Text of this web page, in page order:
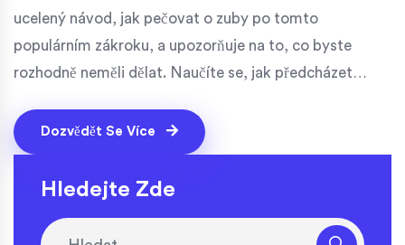
ucelený návod, jak pečovat o zuby po tomto
populárním zákroku, a upozorňuje na to, co byste
rozhodně neměli dělat. Naučíte se, jak předcházet
Dozvědět Se Více
Hledejte Zde